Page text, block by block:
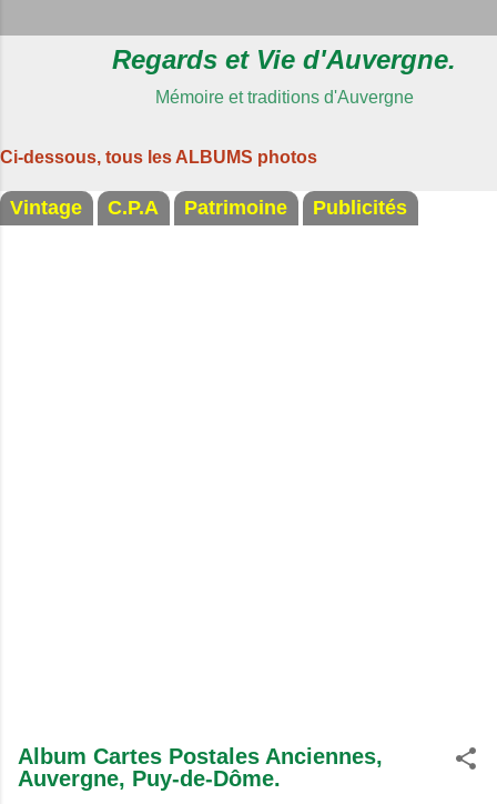
Regards et Vie d'Auvergne.
Mémoire et traditions d'Auvergne
Ci-dessous, tous les ALBUMS photos
Vintage C.P.A Patrimoine Publicités
Album Cartes Postales Anciennes,
Auvergne, Puy-de-Dôme.